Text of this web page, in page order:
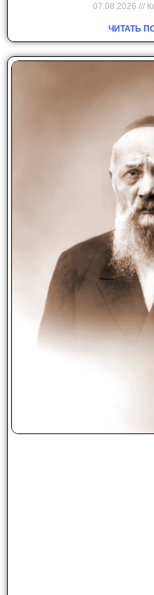
07.08.2026
ЧИТАТЬ